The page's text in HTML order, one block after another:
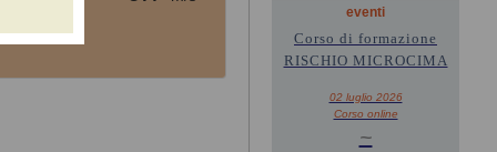
eventi
Corso di formazione
RISCHIO MICROCIMA
02 luglio 2026
Corso online
~